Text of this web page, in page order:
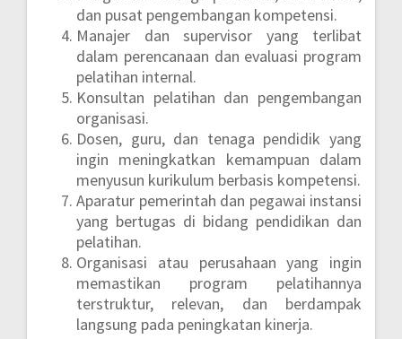
dan pusat pengembangan kompetensi.
Manajer dan supervisor yang terlibat
dalam perencanaan dan evaluasi program
pelatihan internal.
Konsultan pelatihan dan pengembangan
organisasi.
Dosen, guru, dan tenaga pendidik yang
ingin meningkatkan kemampuan dalam
menyusun kurikulum berbasis kompetensi.
Aparatur pemerintah dan pegawai instansi
yang bertugas di bidang pendidikan dan
pelatihan.
Organisasi atau perusahaan yang ingin
memastikan program pelatihannya
terstruktur, relevan, dan berdampak
langsung pada peningkatan kinerja.